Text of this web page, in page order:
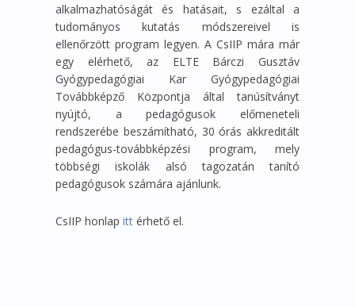
alkalmazhatóságát és hatásait, s ezáltal a
tudományos kutatás módszereivel is
ellenőrzött program legyen. A CsIIP mára már
egy elérhető, az ELTE Bárczi Gusztáv
Gyógypedagógiai Kar Gyógypedagógiai
Továbbképző Központja által tanúsítványt
nyújtó, a pedagógusok előmeneteli
rendszerébe beszámítható, 30 órás akkreditált
pedagógus-továbbképzési program, mely
többségi iskolák alsó tagozatán tanító
pedagógusok számára ajánlunk.
CsIIP honlap itt érhető el.